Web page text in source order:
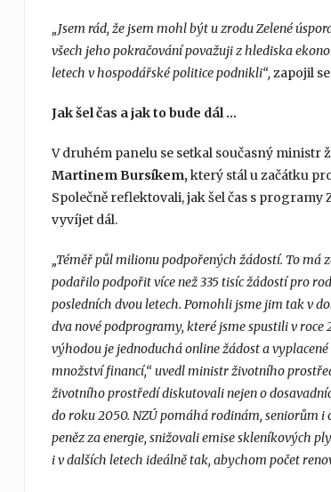
„Jsem rád, že jsem mohl být u zrodu Zelené
všech jeho pokračování považuji z hlediska
letech v hospodářské politice podnikli“, zapojil
Jak šel čas a jak to bude dál …
V druhém panelu se setkal současný
Martinem Bursíkem,který stál u začátku
Společně reflektovali, jak šel čas s programy
vyvíjet dál.
„Téměř půl milionu podpořených žádostí. To má
podařilo podpořit více než 335 tisíc žádostí pro
posledních dvou letech. Pomohli jsme jim tak v
dva nové podprogramy, které jsme spustili v roce
výhodou je jednoduchá online žádost a
množství financí,“ uvedl ministr životního
životního prostředí diskutovali nejen o
do roku 2050. NZÚ pomáhá rodinám, seniorům
peněz za energie, snižovali emise skleníkových
i v dalších letech ideálně tak, abychom počet